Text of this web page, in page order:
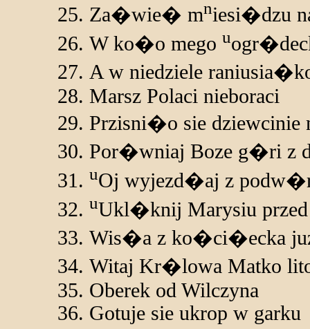
Za�wie� mniesi�dzu
W ko�o mego u
A w niedziele
Marsz Polaci nieboraci
Przisni�o sie dziewcinie
Por�wniaj Boze g�ri z
uOj wyjezd�aj z
uUkl�knij Marysiu
Wis�a z ko�ci�ecka juz
Witaj Kr�lowa Matko
Oberek od Wilczyna
Gotuje sie ukrop w garku